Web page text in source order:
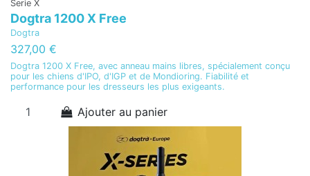
Serie X
Dogtra 1200 X Free
Dogtra
327,00 €
Dogtra 1200 X Free, avec anneau mains libres, spécialement conçu
pour les chiens d'IPO, d'IGP et de Mondioring. Fiabilité et
performance pour les dresseurs les plus exigeants.
Ajouter au panier